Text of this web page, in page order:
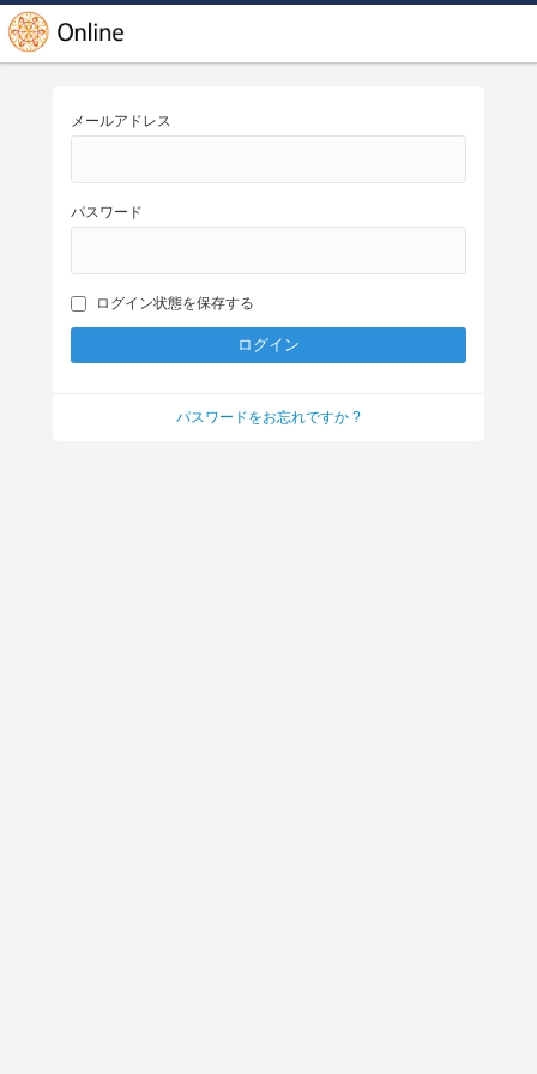
メールアドレス
パスワード
ログイン状態を保存する
パスワードをお忘れですか ?